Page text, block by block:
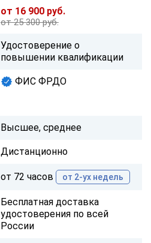
от 16 900 руб.
от 25 300 руб.
Удостоверение о
повышении квалификации
ФИС ФРДО
Высшее, среднее
Дистанционно
от 72 часов от 2-ух недель
Бесплатная доставка
удостоверения по всей
России